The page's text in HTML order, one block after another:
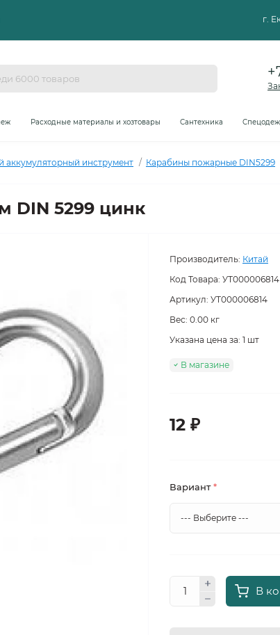
г.
Расходные материалы и хозтовары Сантехника
аккумуляторный инструмент Карабины пожарные DIN5299
DIN 5299 цинк
Производитель: Китай
Код Товара: УТ000006814
Артикул: УТ000006814
Вес: 0.00 кг
Указана цена за: 1 шт
В магазине
12 ₽
Вариант*
В